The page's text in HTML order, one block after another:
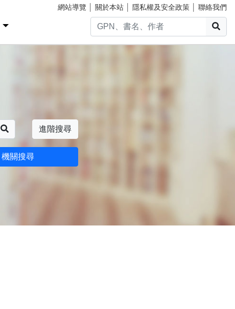
網站導覽 關於本站 隱私權及安全政策 聯絡我們
進階搜尋
機關搜尋